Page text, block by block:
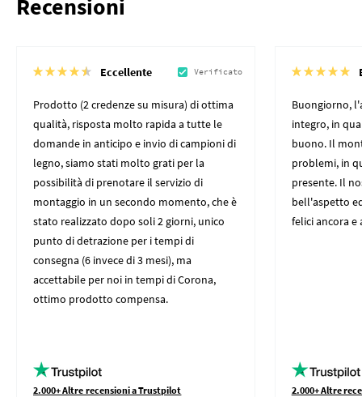
Recensioni
Eccellente Verificato
Prodotto (2 credenze su misura) di ottima
qualità, risposta molto rapida a tutte le
domande in anticipo e invio di campioni di
legno, siamo stati molto grati per la
possibilità di prenotare il servizio di
montaggio in un secondo momento, che è
stato realizzato dopo soli 2 giorni, unico
punto di detrazione per i tempi di
consegna (6 invece di 3 mesi), ma
accettabile per noi in tempi di Corona,
ottimo prodotto compensa.
2.000+ Altre recensioni a Trustpilot
Buongiorno,
integro, in
buono. Il
problemi, in
presente. Il
bell'aspetto
felici ancora e
2.000+ Altre